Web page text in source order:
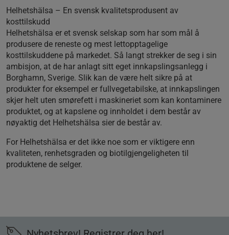
Helhetshälsa – En svensk kvalitetsprodusent av
kosttilskudd
Helhetshälsa er et svensk selskap som har som mål å
produsere de reneste og mest lettopptagelige
kosttilskuddene på markedet. Så langt strekker de seg i sin
ambisjon, at de har anlagt sitt eget innkapslingsanlegg i
Borghamn, Sverige. Slik kan de være helt sikre på at
produkter for eksempel er fullvegetabilske, at innkapslingen
skjer helt uten smørefett i maskineriet som kan kontaminere
produktet, og at kapslene og innholdet i dem består av
nøyaktig det Helhetshälsa sier de består av.
For Helhetshälsa er det ikke noe som er viktigere enn
kvaliteten, renhetsgraden og biotilgjengeligheten til
produktene de selger.